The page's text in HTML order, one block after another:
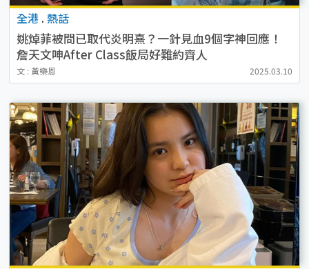
全港 . 熱話
姚焯菲被問已取代炎明熹？一針見血9個字神回應！
詹天文呻After Class飯局好難約齊人
文 : 黃樂恩 2025.03.10